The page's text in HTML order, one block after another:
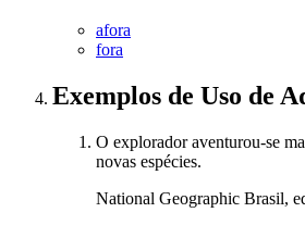
afora
fora
Exemplos de Uso de
O explorador aventurou-se
novas espécies.
National Geographic Brasil,